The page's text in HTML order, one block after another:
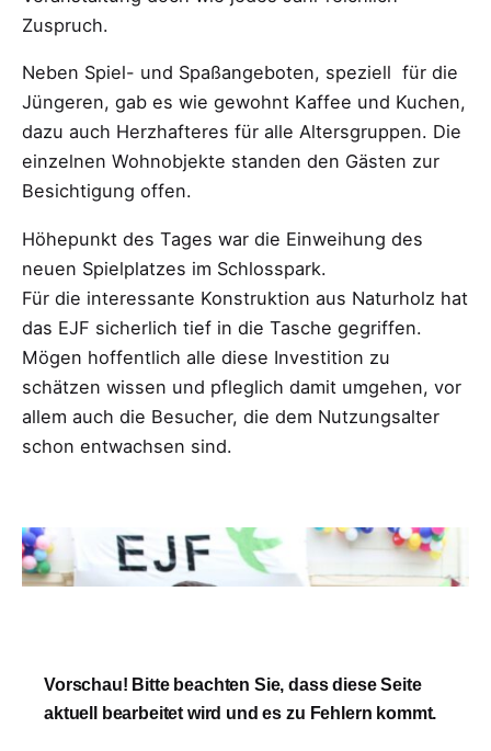
Zuspruch.
Neben Spiel- und Spaßangeboten, speziell für die
Jüngeren, gab es wie gewohnt Kaffee und Kuchen,
dazu auch Herzhafteres für alle Altersgruppen. Die
einzelnen Wohnobjekte standen den Gästen zur
Besichtigung offen.
Höhepunkt des Tages war die Einweihung des
neuen Spielplatzes im Schlosspark.
Für die interessante Konstruktion aus Naturholz hat
das EJF sicherlich tief in die Tasche gegriffen.
Mögen hoffentlich alle diese Investition zu
schätzen wissen und pfleglich damit umgehen, vor
allem auch die Besucher, die dem Nutzungsalter
schon entwachsen sind.
Vorschau! Bitte beachten Sie, dass diese Seite
aktuell bearbeitet wird und es zu Fehlern kommt.